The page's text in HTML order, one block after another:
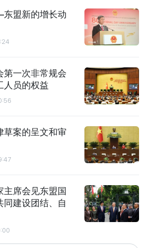
盟新的增长动
第一次非常规会
人员的权益
草案的呈文和审
主席会见东盟国
同建设团结、自